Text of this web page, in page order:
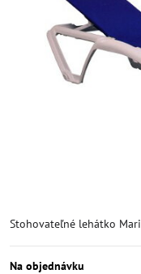
Stohovateľné lehátko
Na objednávku